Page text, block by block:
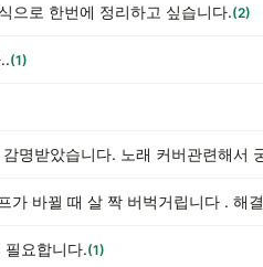
으로 한번에 정리하고 싶습니다.(2)
(1)
명받았습니다. 노래 커버관련해서
필요합니다.(1)